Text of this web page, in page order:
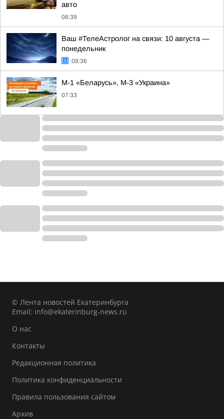
авто
08:39
Ваш #ТелеАстролог на связи: 10 августа —
понедельник
08:36
М-1 «Беларусь», М-3 «Украина»
07:33
© Лента новостей Екатеринбурга
Email: info@ekaterinburg-news.ru
О нас
Контакты
Редакционная политика
Политика конфиденциальности
Правила пользования сайтом
Архив